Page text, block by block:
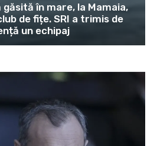
în mare, la Mamaia,
de fițe. SRI a trimis de
un echipaj